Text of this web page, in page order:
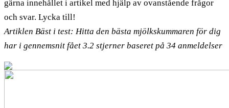
gärna innehållet i artikel med hjälp av ovanstående frågor
och svar. Lycka till!
Artiklen Bäst i test: Hitta den bästa mjölkskummaren för dig
har i gennemsnit fået 3.2 stjerner baseret på 34 anmeldelser